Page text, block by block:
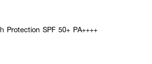
Protection SPF 50+ PA++++